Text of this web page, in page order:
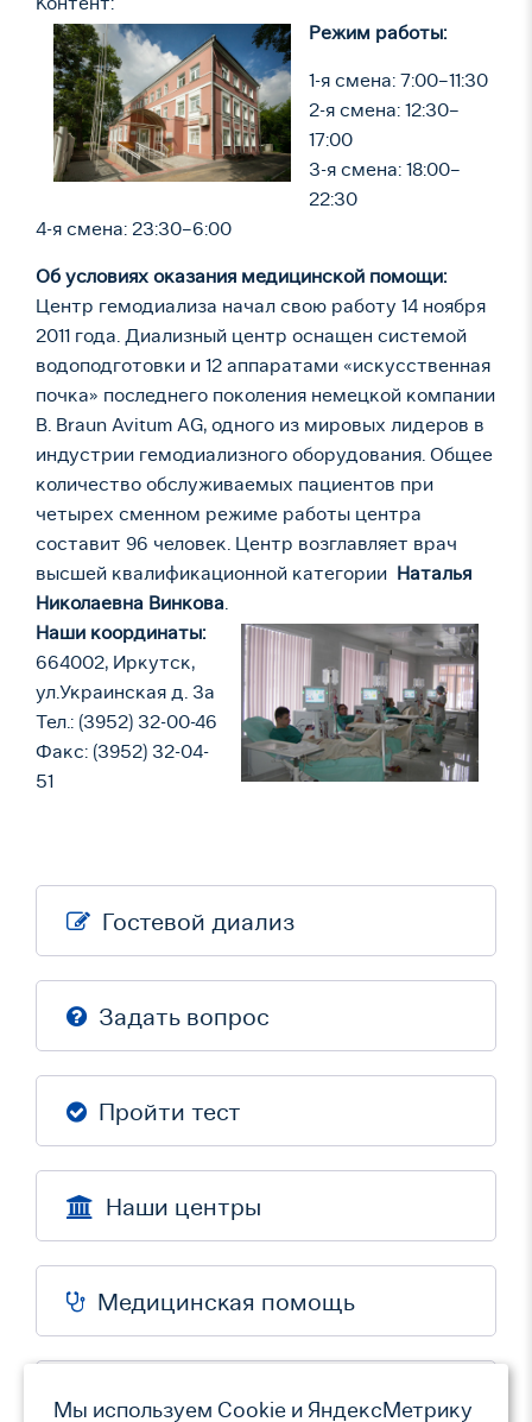
Режим работы:
1-я смена: 7:00–11:30
2-я смена: 12:30–
17:00
3-я смена: 18:00–
22:30
4-я смена: 23:30–6:00
Об условиях оказания медицинской помощи:
Центр гемодиализа начал свою работу 14 ноября
2011 года. Диализный центр оснащен системой
водоподготовки и 12 аппаратами «искусственная
почка» последнего поколения немецкой компании
B. Braun Avitum AG, одного из мировых лидеров в
индустрии гемодиализного оборудования. Общее
количество обслуживаемых пациентов при
четырех сменном режиме работы центра
составит 96 человек. Центр возглавляет врач
высшей квалификационной категории Наталья
Николаевна Винкова
Наши координаты:
664002, Иркутск,
ул.Украинская д. 3а
Тел.: (3952) 32-00-46
Факс: (3952) 32-04-
51
Гостевой диализ
Задать вопрос
Пройти тест
Наши центры
Медицинская помощь
Режим работы
Мы используем Сookie и ЯндексМетрику